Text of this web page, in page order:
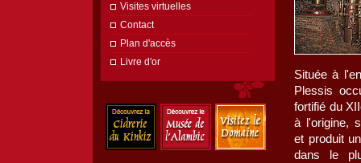
Visites virtuelles
Contact
Plan d'accès
Livre d'or
Située à
Plessis
fortifié du
à l'origine,
et produit
dans le